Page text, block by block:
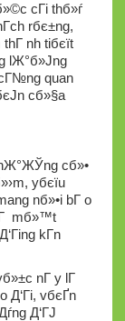
cГі thб»ѓ
rбє±ng,
nh tiбєїt
lЖ°б»Јng
quan
cб»§a
cб»•
yбєїu
nб»•i bГ o
mб»™t
kГ­n
nГ y lГ
vбєҐn
Д‘ГЈ